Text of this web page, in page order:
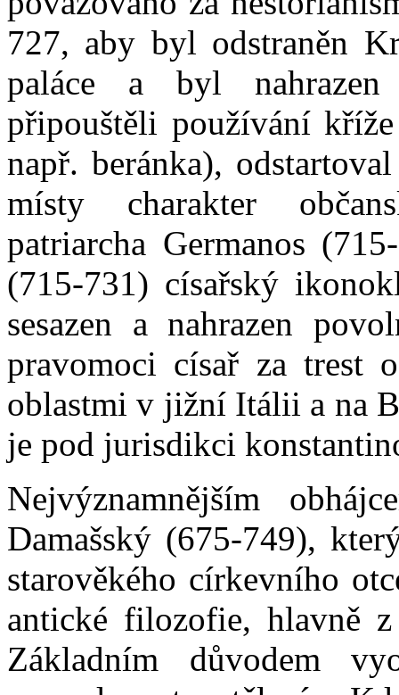
727, aby byl odstraněn
paláce a byl nahrazen
připouštěli používání
např. beránka),
místy charakter
patriarcha Germanos
(715-731) císařský
sesazen a nahrazen
pravomoci císař za trest
oblastmi v jižní Itálii a na
je pod jurisdikci
Nejvýznamnějším
Damašský (675-749),
starověkého církevního
antické filozofie, hlavně
Základním důvodem